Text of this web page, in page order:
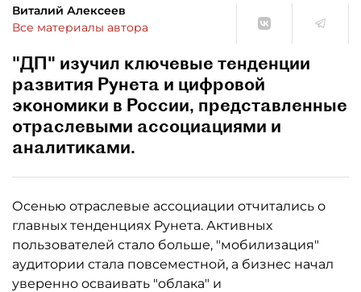
Виталий Алексеев
Все материалы автора
"ДП" изучил ключевые тенденции
развития Рунета и цифровой
экономики в России, представленные
отраслевыми ассоциациями и
аналитиками.
Осенью отраслевые ассоциации отчитались о
главных тенденциях Рунета. Активных
пользователей стало больше, "мобилизация"
аудитории стала повсеместной, а бизнес начал
уверенно осваивать "облака" и